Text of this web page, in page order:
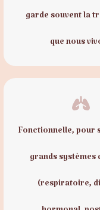
garde souvent la
que nous
Fonctionnelle, pour
grands systèmes
(respiratoire,